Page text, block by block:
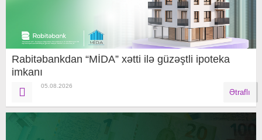
Rabitəbankdan “MİDA” xətti ilə güzəştli ipoteka
imkanı
05.08.2026
Ətraflı